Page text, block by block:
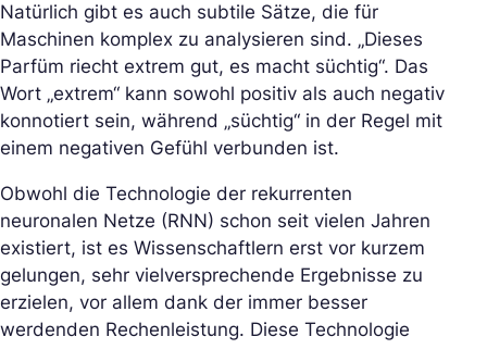
Natürlich gibt es auch subtile Sätze, die für
Maschinen komplex zu analysieren sind. „Dieses
Parfüm riecht extrem gut, es macht süchtig“. Das
Wort „extrem“ kann sowohl positiv als auch negativ
konnotiert sein, während „süchtig“ in der Regel mit
einem negativen Gefühl verbunden ist.
Obwohl die Technologie der rekurrenten
neuronalen Netze (RNN) schon seit vielen Jahren
existiert, ist es Wissenschaftlern erst vor kurzem
gelungen, sehr vielversprechende Ergebnisse zu
erzielen, vor allem dank der immer besser
werdenden Rechenleistung. Diese Technologie